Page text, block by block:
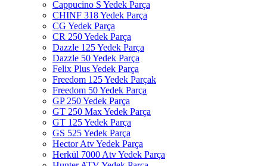
Cappucino S Yedek Parça
CHINF 318 Yedek Parça
CG Yedek Parça
CR 250 Yedek Parça
Dazzle 125 Yedek Parça
Dazzle 50 Yedek Parça
Felix Plus Yedek Parça
Freedom 125 Yedek Parçak
Freedom 50 Yedek Parça
GP 250 Yedek Parça
GT 250 Max Yedek Parça
GT 125 Yedek Parça
GS 525 Yedek Parça
Hector Atv Yedek Parça
Herkül 7000 Atv Yedek Parça